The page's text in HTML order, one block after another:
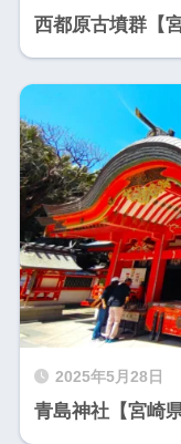
西都原古墳群【
2025年5月28日
青島神社【宮崎県